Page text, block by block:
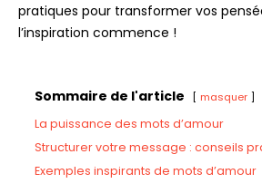
pratiques pour transformer vos
l’inspiration commence !
Sommaire de l'article masquer
La puissance des mots d’amour
Structurer votre message : conseils
Exemples inspirants de mots d’amour